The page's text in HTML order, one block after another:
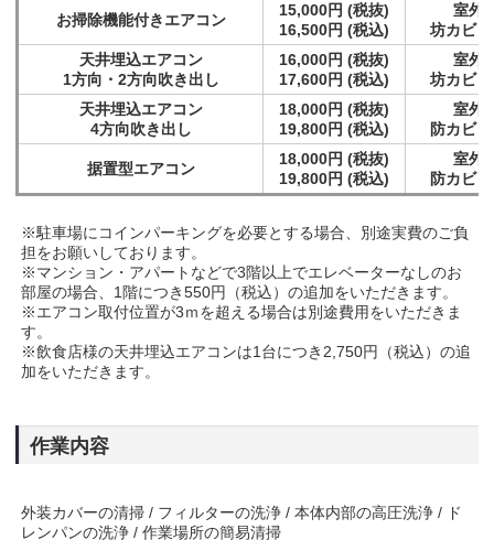
お掃除機能付きエアコン
15,000円 (税抜)
16,500円 (税込)
室外
坊カビ
天井埋込エアコン
1方向・2方向吹き出し
16,000円 (税抜)
17,600円 (税込)
室外
坊カビ
天井埋込エアコン
4方向吹き出し
18,000円 (税抜)
19,800円 (税込)
室外
防カビ
据置型エアコン
18,000円 (税抜)
19,800円 (税込)
室外
防カビ
※駐車場にコインパーキングを必要とする場合、別途実費のご負
担をお願いしております。
※マンション・アパートなどで3階以上でエレベーターなしのお
部屋の場合、1階につき550円（税込）の追加をいただきます。
※エアコン取付位置が3ｍを超える場合は別途費用をいただきま
す。
※飲食店様の天井埋込エアコンは1台につき2,750円（税込）の追
加をいただきます。
作業内容
外装カバーの清掃 / フィルターの洗浄 / 本体内部の高圧洗浄 / ド
レンパンの洗浄 / 作業場所の簡易清掃